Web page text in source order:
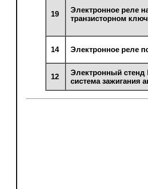
19
Электронное реле
транзисторном
14 Электронное реле
12
Электронный стенд
система зажигания